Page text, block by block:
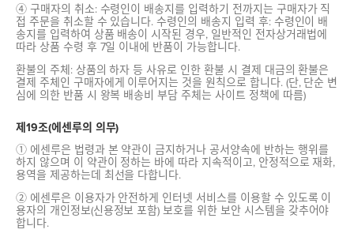
④ 구매자의 취소: 수령인이 배송지를 입력하기 전까지는 구매자가 직
접 주문을 취소할 수 있습니다. 수령인의 배송지 입력 후: 수령인이 배
송지를 입력하여 상품 배송이 시작된 경우, 일반적인 전자상거래법에
따라 상품 수령 후 7일 이내에 반품이 가능합니다.
환불의 주체: 상품의 하자 등 사유로 인한 환불 시 결제 대금의 환불은
결제 주체인 구매자에게 이루어지는 것을 원칙으로 합니다. (단, 단순 변
심에 의한 반품 시 왕복 배송비 부담 주체는 사이트 정책에 따름)
제19조(에센루의 의무)
① 에센루은 법령과 본 약관이 금지하거나 공서양속에 반하는 행위를
하지 않으며 이 약관이 정하는 바에 따라 지속적이고, 안정적으로 재화,
용역을 제공하는데 최선을 다합니다.
② 에센루은 이용자가 안전하게 인터넷 서비스를 이용할 수 있도록 이
용자의 개인정보(신용정보 포함) 보호를 위한 보안 시스템을 갖추어야
합니다.